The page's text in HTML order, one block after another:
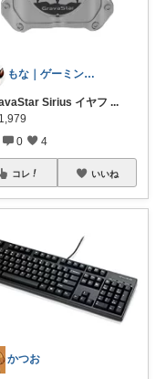
もな｜ゲーミング×デスク周り
Sirius イヤフ ...
0 4
コレ いいね
かつお